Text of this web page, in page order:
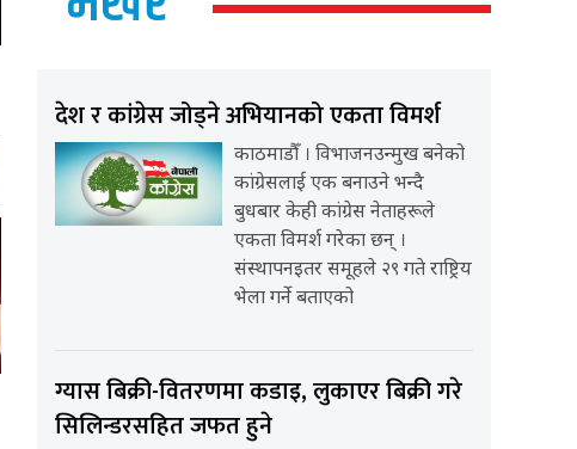
देश र कांग्रेस जोड्ने अभियानको एकता विमर्श
काठमाडौँ । विभाजनउन्मुख बनेको
कांग्रेसलाई एक बनाउने भन्दै
बुधबार केही कांग्रेस नेताहरूले
एकता विमर्श गरेका छन् ।
संस्थापनइतर समूहले २९ गते राष्ट्रिय
भेला गर्ने बताएको
ग्यास बिक्री-वितरणमा कडाइ, लुकाएर बिक्री गरे
सिलिन्डरसहित जफत हुने